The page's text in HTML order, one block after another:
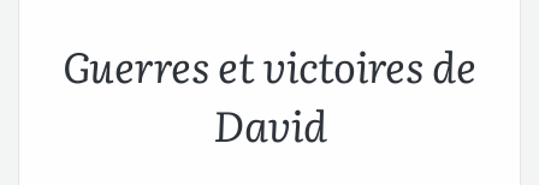
Guerres et victoires de
David